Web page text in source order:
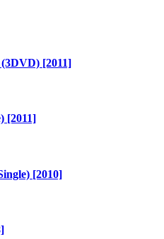
(3DVD) [2011]
[2011]
[2010]